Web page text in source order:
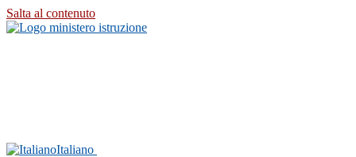
Salta al contenuto
Italiano